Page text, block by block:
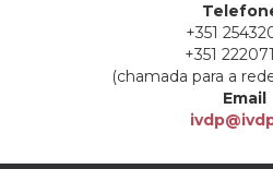
+351
+351
(chamada para a
Email